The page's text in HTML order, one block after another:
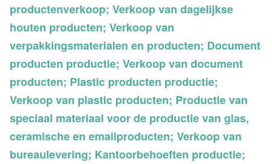
productenverkoop; Verkoop van dagelijkse
houten producten; Verkoop van
verpakkingsmaterialen en producten; Document
producten productie; Verkoop van document
producten; Plastic producten productie;
Verkoop van plastic producten; Productie van
speciaal materiaal voor de productie van glas,
ceramische en emailproducten; Verkoop van
bureaulevering; Kantoorbehoeften productie;